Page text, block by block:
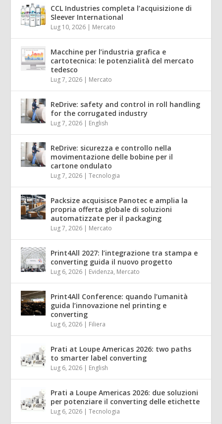
CCL Industries completa l’acquisizione di
Sleever International
Lug 10, 2026 | Mercato
Macchine per l’industria grafica e
cartotecnica: le potenzialità del mercato
tedesco
Lug 7, 2026 | Mercato
ReDrive: safety and control in roll handling
for the corrugated industry
Lug 7, 2026 | English
ReDrive: sicurezza e controllo nella
movimentazione delle bobine per il
cartone ondulato
Lug 7, 2026 |Tecnologia
Packsize acquisisce Panotec e amplia la
propria offerta globale di soluzioni
automatizzate per il packaging
Lug 7, 2026 | Mercato
Print4All 2027: l’integrazione tra stampa e
converting guida il nuovo progetto
Lug 6, 2026 | Evidenza, Mercato
Print4All Conference: quando l’umanità
guida l’innovazione nel printing e
converting
Lug 6, 2026 | Filiera
Prati at Loupe Americas 2026: two paths
to smarter label converting
Lug 6, 2026 | English
Prati a Loupe Americas 2026: due soluzioni
per potenziare il converting delle etichette
Lug 6, 2026 |Tecnologia